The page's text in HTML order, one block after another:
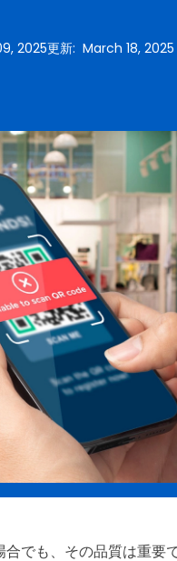
2025更新:March 18, 2025
でも、その品質は重要